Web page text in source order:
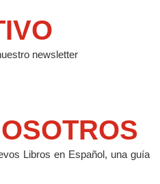
newsletter
Libros en Español, una guía